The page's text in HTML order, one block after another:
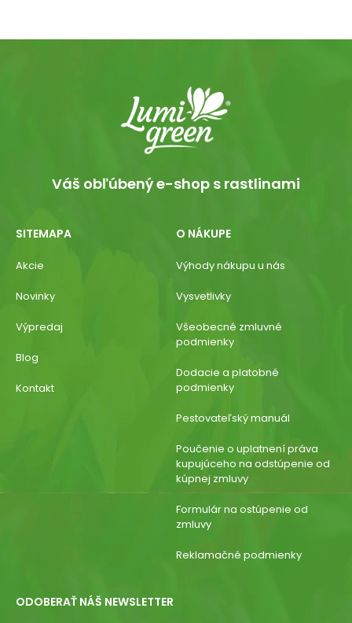
Váš obľúbený e-shop s rastlinami
SITEMAPA
Akcie
Novinky
Výpredaj
Blog
Kontakt
O NÁKUPE
Výhody nákupu u nás
Vysvetlivky
Všeobecné zmluvné
podmienky
Dodacie a platobné
podmienky
Pestovateľský manuál
Poučenie o uplatnení práva
kupujúceho na odstúpenie od
kúpnej zmluvy
Formulár na ostúpenie od
zmluvy
Reklamačné podmienky
ODOBERAŤ NÁŠ NEWSLETTER